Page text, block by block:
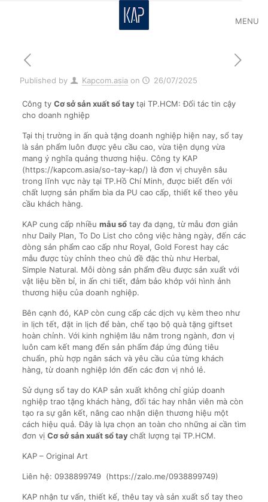
MENU
Published by Kapcom.asia on 26/07/2025
Công ty Cơ sở sản xuất sổ taytại TP.HCM: Đối tác tin cậy
cho doanh nghiệp
Tại thị trường in ấn quà tặng doanh nghiệp hiện nay, sổ tay
là sản phẩm luôn được yêu cầu cao, vừa tiện dụng vừa
mang ý nghĩa quảng thương hiệu. Công ty KAP
(https://kapcom.asia/so-tay-kap/) là đơn vị chuyên sâu
trong lĩnh vực này tại TP.Hồ Chí Minh, được biết đến với
chất lượng sản phẩm bìa da PU cao cấp, thiết kế theo yêu
cầu khách hàng.
KAP cung cấp nhiều mẫu sổtay đa dạng, từ mẫu đơn giản
như Daily Plan, To Do List cho công việc hàng ngày, đến các
dòng sản phẩm cao cấp như Royal, Gold Forest hay các
mẫu được tùy chỉnh theo chủ đề đặc thù như Herbal,
Simple Natural. Mỗi dòng sản phẩm đều được sản xuất với
vật liệu bền bỉ, in ấn chi tiết, đảm bảo khớp với hình ảnh
thương hiệu của doanh nghiệp.
Bên cạnh đó, KAP còn cung cấp các dịch vụ kèm theo như
in lịch tết, đặt in lịch để bàn, chế tạo bộ quà tặng giftset
hoàn chỉnh. Với kinh nghiệm lâu năm trong ngành, đơn vị
luôn cam kết mang đến sản phẩm đáp ứng đúng tiêu
chuẩn, phù hợp ngân sách và yêu cầu của từng khách
hàng, từ doanh nghiệp lớn đến các đơn vị nhỏ lẻ.
Sử dụng sổ tay do KAP sản xuất không chỉ giúp doanh
nghiệp trao tặng khách hàng, đối tác hay nhân viên mà còn
tạo ra sự gắn kết, nâng cao nhận diện thương hiệu một
cách hiệu quả. Đây là lựa chọn an toàn cho những ai cần tìm
đơn vị Cơ sở sản xuất sổ taychất lượng tại TP.HCM.
KAP – Original Art
Liên hệ: 0938899749 (https://zalo.me/0938899749)
KAP nhận tư vấn, thiết kế, thêu tay và sản xuất sổ tay theo